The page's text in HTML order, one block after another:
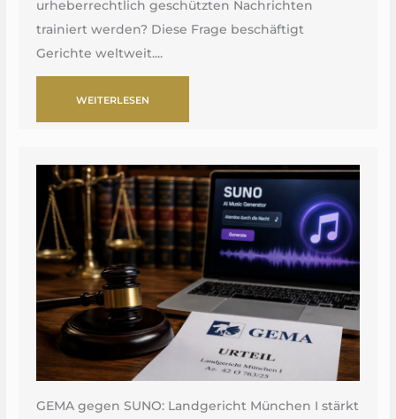
urheberrechtlich geschützten Nachrichten
trainiert werden? Diese Frage beschäftigt
Gerichte weltweit....
WEITERLESEN
GEMA gegen SUNO: Landgericht München I stärkt